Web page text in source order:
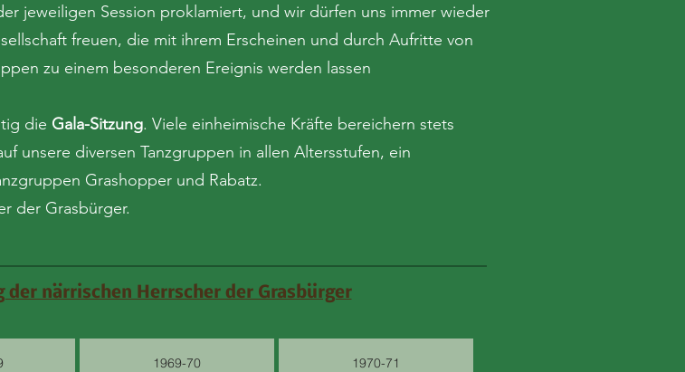
jeweiligen Session proklamiert, und wir dürfen uns immer wieder
freuen, die mit ihrem Erscheinen und durch Aufritte von
zu einem besonderen Ereignis werden lassen
die Gala-Sitzung. Viele einheimische Kräfte bereichern stets
unsere diversen Tanzgruppen in allen Altersstufen, ein
Grashopper und Rabatz.
der Grasbürger.
närrischen Herrscher der Grasbürger
1969-70 1970-71